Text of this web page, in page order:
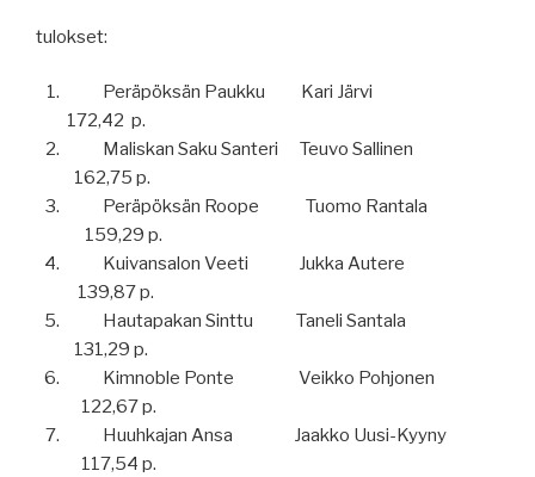
tulokset:
Peräpöksän Paukku Kari Järvi
172,42 p.
Maliskan Saku Santeri Teuvo Sallinen
162,75 p.
Peräpöksän Roope Tuomo Rantala
159,29 p.
Kuivansalon Veeti Jukka Autere
139,87 p.
Hautapakan Sinttu Taneli Santala
131,29 p.
Kimnoble Ponte Veikko Pohjonen
122,67 p.
Huuhkajan Ansa Jaakko Uusi-Kyyny
117,54 p.